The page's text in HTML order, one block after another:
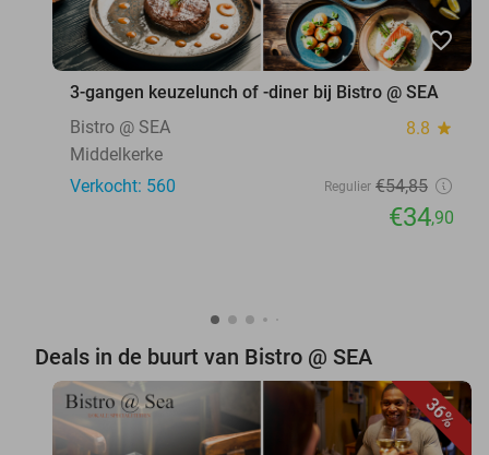
favorite_border
3-gangen keuzelunch of -diner bij Bistro @ SEA
Bistro @ SEA
8.8 star
Middelkerke
Verkocht: 560
Regulier €54,85
€34,90
Deals in de buurt van Bistro @ SEA
36%